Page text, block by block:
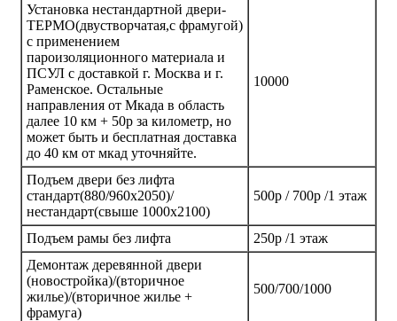
Установка нестандартной двери-
ТЕРМО(двустворчатая,с фрамугой)
с применением
пароизоляционного материала и
ПСУЛ с доставкой г. Москва и г.
Раменское. Остальные
направления от Мкада в область
далее 10 км + 50р за километр, но
может быть и бесплатная доставка
до 40 км от мкад уточняйте.
10000
Подъем двери без лифта
стандарт(880/960х2050)/
нестандарт(свыше 1000х2100)
500р / 700р /1 этаж
Подъем рамы без лифта
250р /1 этаж
Демонтаж деревянной двери
(новостройка)/(вторичное
жилье)/(вторичное жилье +
фрамуга)
500/700/1000